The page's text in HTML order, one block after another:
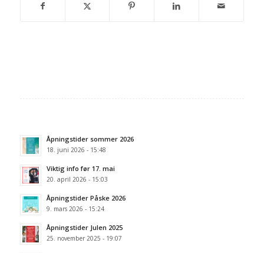
Åpningstider sommer 2026
18. juni 2026 - 15:48
Viktig info før 17. mai
20. april 2026 - 15:03
Åpningstider Påske 2026
9. mars 2026 - 15:24
Åpningstider Julen 2025
25. november 2025 - 19:07